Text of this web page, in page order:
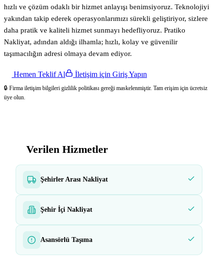
hızlı ve çözüm odaklı bir hizmet anlayışı benimsiyoruz. Teknolojiyi
yakından takip ederek operasyonlarımızı sürekli geliştiriyor, sizlere
daha pratik ve kaliteli hizmet sunmayı hedefliyoruz. Pratiko
Nakliyat, adından aldığı ilhamla; hızlı, kolay ve güvenilir
taşımacılığın adresi olmaya devam ediyor.
Hemen Teklif Al İletişim için Giriş Yapın
🔒 Firma iletişim bilgileri gizlilik politikası gereği maskelenmiştir. Tam erişim için ücretsiz
üye olun.
Verilen Hizmetler
Şehirler Arası Nakliyat
Şehir İçi Nakliyat
Asansörlü Taşıma